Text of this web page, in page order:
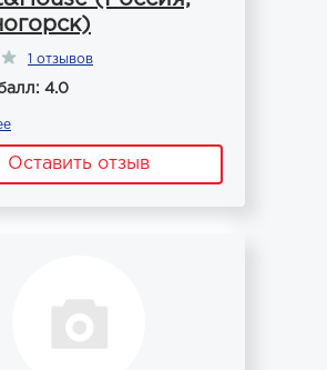
1 отзывов
4.0
Оставить отзыв